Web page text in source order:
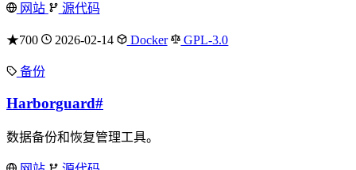
网站 源代码
★700 2026-02-14 Docker GPL-3.0
备份
Harborguard#
数据备份和恢复管理工具。